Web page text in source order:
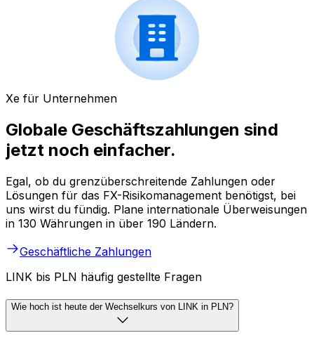
Xe für Unternehmen
Globale Geschäftszahlungen sind
jetzt noch einfacher.
Egal, ob du grenzüberschreitende Zahlungen oder
Lösungen für das FX-Risikomanagement benötigst, bei
uns wirst du fündig. Plane internationale Überweisungen
in 130 Währungen in über 190 Ländern.
Geschäftliche Zahlungen
LINK bis PLN häufig gestellte Fragen
Wie hoch ist heute der Wechselkurs von LINK in PLN?